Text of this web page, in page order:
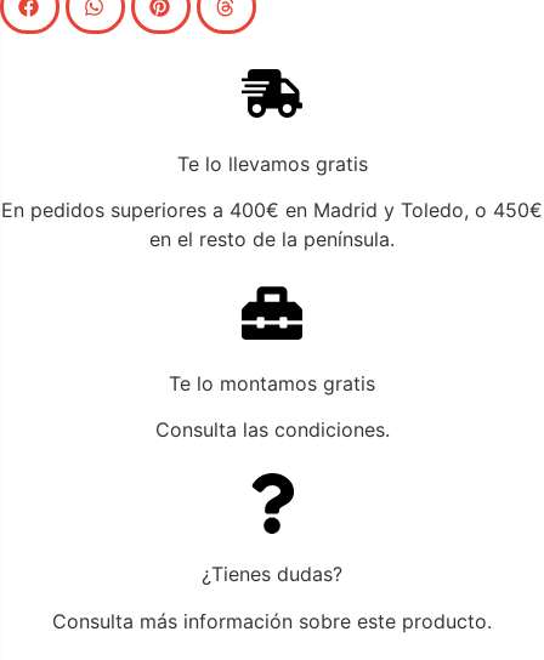
Te lo llevamos gratis
En pedidos superiores a 400€ en Madrid y Toledo, o 450€
en el resto de la península.
Te lo montamos gratis
Consulta las condiciones.
¿Tienes dudas?
Consulta más información sobre este producto.